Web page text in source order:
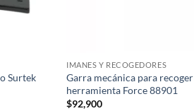
Surtek
IMANES Y RECOGEDORES
Garra mecánica para recoger
herramienta Force 88901
$92,900